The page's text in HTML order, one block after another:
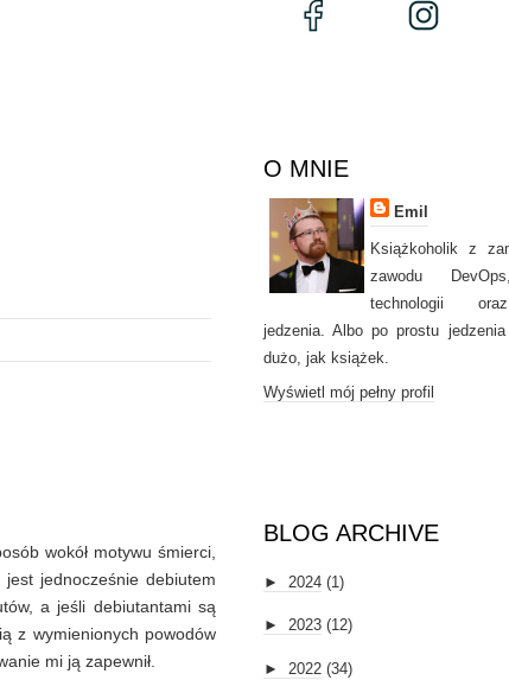
wokół motywu śmierci,
jednocześnie debiutem
a jeśli debiutantami są
z wymienionych powodów
mi ją zapewnił.
O MNIE
Emil
Książkoholik z
zawodu
technologii
jedzenia. Albo po prostu
dużo, jak książek.
Wyświetl mój pełny profil
BLOG ARCHIVE
► 2024 (1)
► 2023 (12)
► 2022 (34)